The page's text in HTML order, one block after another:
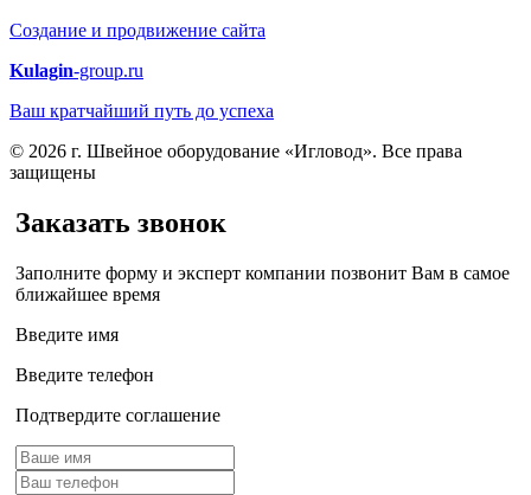
Создание и продвижение сайта
Kulagin-group.ru
Ваш кратчайший путь до успеха
© 2026 г. Швейное оборудование «Игловод». Все права
защищены
Заказать звонок
Заполните форму и эксперт компании позвонит Вам в самое
ближайшее время
Введите имя
Введите телефон
Подтвердите соглашение